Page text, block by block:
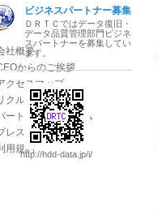
社概要
からのご挨拶
クセスマップ
クルート
ートナープログラム
レスリリース
用規約
ビジネスパートナー募集
ＤＲＴＣではデータ復旧・
データ品質管理部門ビジネ
スパートナーを募集してい
ます。
http://hdd-data.jp/i/